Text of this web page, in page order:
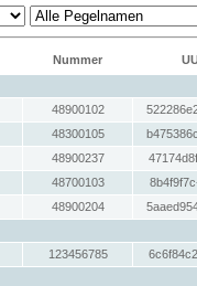
Nummer
48900102
48300105
48900237
48700103
48900204
123456785